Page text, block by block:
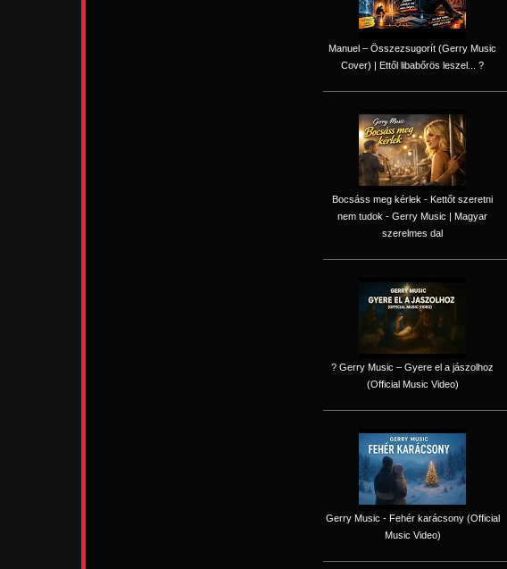
Manuel – Összezsugorít (Gerry Music
Cover) | Ettől libabőrös leszel... ?
Bocsáss meg kérlek - Kettőt szeretni
nem tudok - Gerry Music | Magyar
szerelmes dal
? Gerry Music – Gyere el a jászolhoz
(Official Music Video)
Gerry Music - Fehér karácsony (Official
Music Video)